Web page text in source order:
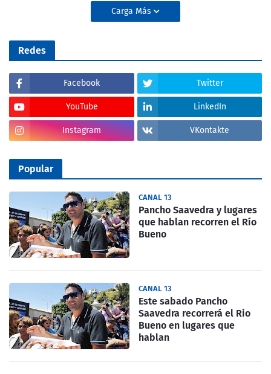
Carga Más
Redes
Facebook Twitter
YouTube LinkedIn
Instagram VKontakte
Popular
CANAL 13
Pancho Saavedra y lugares
que hablan recorren el Río
Bueno
CANAL 13
Este sabado Pancho
Saavedra recorrerá el Rio
Bueno en lugares que
hablan